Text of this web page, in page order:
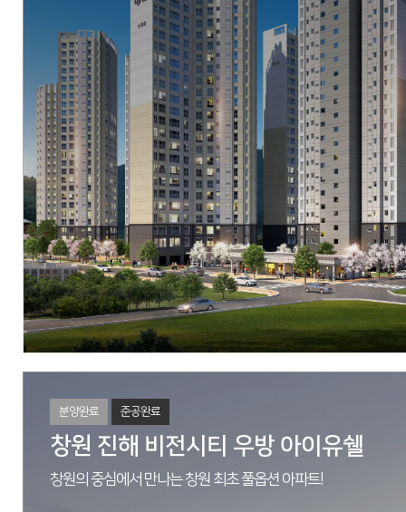
M/H 울산광역시 울주군 삼납읍 신화리 1604-5
현장 울산광역시 울주군 삼납읍 신화리 1601-2
시행 ㈜우방
시공 ㈜우방
세대수 아파트 357세대, 오피스텔 166실 총 523세대(실)
분양문의 1577-8645
자세히 보기
분양완료 준공완료
창원 진해 비전시티 우방 아이유쉘
창원의 중심에서 만나는 창원 최초 풀옵션 아파트!